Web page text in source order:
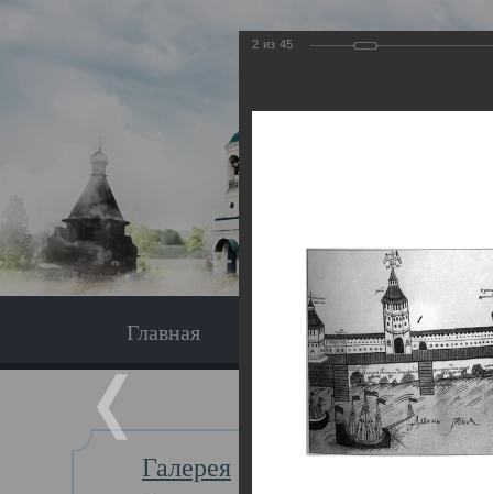
Главная Экскурсия
Галерея
Главная
2 из 45